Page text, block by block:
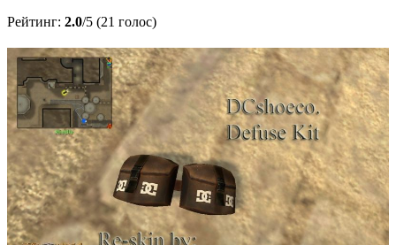
Рейтинг: 2.0/5 (21 голос)